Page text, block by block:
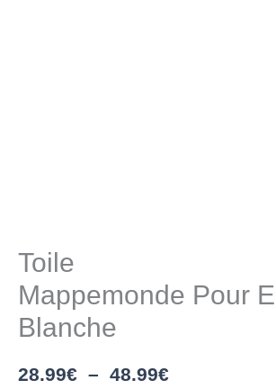
Toile
Mappemonde Pour
Blanche
28.99€ – 48.99€